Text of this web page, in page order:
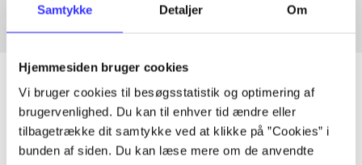
Samtykke Detaljer Om
Hjemmesiden bruger cookies
Vi bruger cookies til besøgsstatistik og optimering af
brugervenlighed. Du kan til enhver tid ændre eller
tilbagetrække dit samtykke ved at klikke på ”Cookies” i
bunden af siden. Du kan læse mere om de anvendte
Artikler
Alle registrerede artikler fordelt på udgivelser